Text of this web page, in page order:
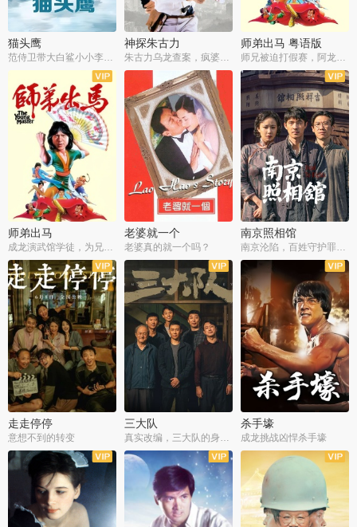
猫头鹰
范侍卫带大白鲨小小李破案寻妃
神探朱古力
朱古力乌龙查案，疯婆子神助攻
师弟出马 粤语版
师兄被迫打假赛，阿龙追查斗黑帮
师弟出马
成龙演武馆学徒，为兄搏命战黑道
老婆就一个
老婆真的就一个吗？
南京照相馆
南京沦陷，百姓守护罪证底片
走走停停
意想不到的转变
三大队 杀手壕
成龙挑战凶悍杀手壕